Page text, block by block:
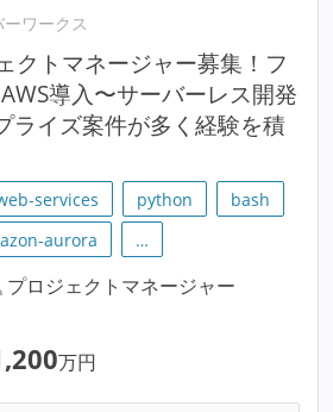
ワークス
クトマネージャー募集！フ
導入〜サーバーレス開発
ライズ案件が多く経験を積
services python
bash
aurora …
プロジェクトマネージャー
万円